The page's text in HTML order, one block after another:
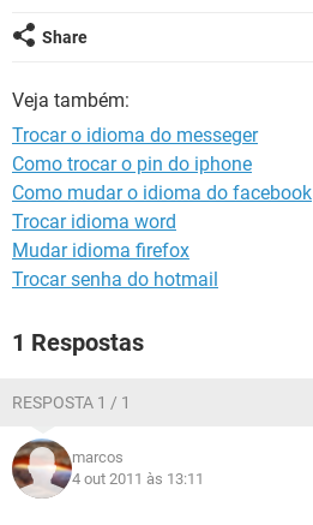
GUIA DE COMPRAS
Share
Veja também:
Trocar o idioma do messeger
Como trocar o pin do iphone
Como mudar o idioma do facebook
Trocar idioma word
Mudar idioma firefox
Trocar senha do hotmail
1 Respostas
RESPOSTA 1 / 1
marcos
4 out 2011 às 13:11